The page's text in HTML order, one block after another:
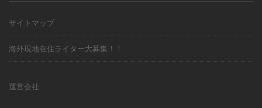
サイトマップ
海外現地在住ライター大募集！！
運営会社